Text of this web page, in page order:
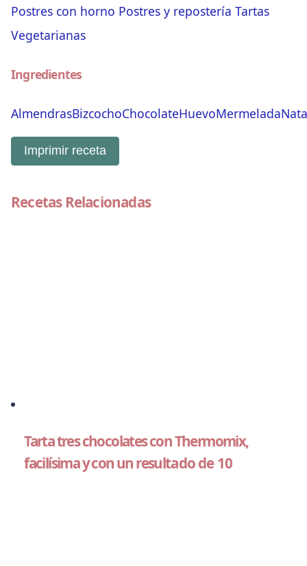
Postres con horno Postres y repostería Tartas
Vegetarianas
Ingredientes
AlmendrasBizcochoChocolateHuevoMermeladaNata
Imprimir receta
Recetas Relacionadas
Tarta tres chocolates con Thermomix,
facilísima y con un resultado de 10